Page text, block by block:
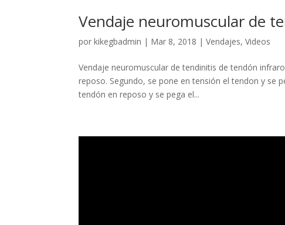
Vendaje neuromuscular de
porkikegbadmin | Mar 8, 2018 |Vendajes,Videos
Vendaje neuromuscular de tendinitis de tendón
reposo. Segundo, se pone en tensión el tendon y se
tendón en reposo y se pega el...